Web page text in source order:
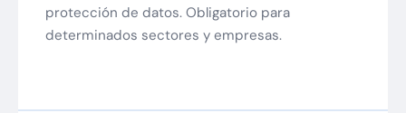
protección de datos. Obligatorio para
determinados sectores y empresas.